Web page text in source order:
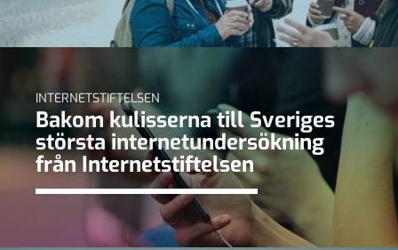
INTERNETSTIFTELSEN
Bakom kulisserna till Sveriges
största internetundersökning
från Internetstiftelsen